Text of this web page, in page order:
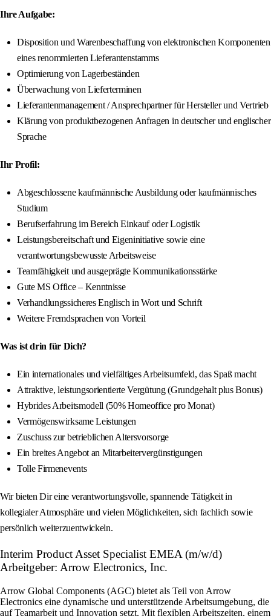
Ihre Aufgabe:
Disposition und Warenbeschaffung von elektronischen Komponenten
eines renommierten Lieferantenstamms
Optimierung von Lagerbeständen
Überwachung von Lieferterminen
Lieferantenmanagement / Ansprechpartner für Hersteller und Vertrieb
Klärung von produktbezogenen Anfragen in deutscher und englischer
Sprache
Ihr Profil:
Abgeschlossene kaufmännische Ausbildung oder kaufmännisches
Studium
Berufserfahrung im Bereich Einkauf oder Logistik
Leistungsbereitschaft und Eigeninitiative sowie eine
verantwortungsbewusste Arbeitsweise
Teamfähigkeit und ausgeprägte Kommunikationsstärke
Gute MS Office – Kenntnisse
Verhandlungssicheres Englisch in Wort und Schrift
Weitere Fremdsprachen von Vorteil
Was ist drin für Dich?
Ein internationales und vielfältiges Arbeitsumfeld, das Spaß macht
Attraktive, leistungsorientierte Vergütung (Grundgehalt plus Bonus)
Hybrides Arbeitsmodell (50% Homeoffice pro Monat)
Vermögenswirksame Leistungen
Zuschuss zur betrieblichen Altersvorsorge
Ein breites Angebot an Mitarbeitervergünstigungen
Tolle Firmenevents
Wir bieten Dir eine verantwortungsvolle, spannende Tätigkeit in
kollegialer Atmosphäre und vielen Möglichkeiten, sich fachlich sowie
persönlich weiterzuentwickeln.
Interim Product Asset Specialist EMEA (m/w/d)
Arbeitgeber: Arrow Electronics, Inc.
Arrow Global Components (AGC) bietet als Teil von Arrow
Electronics eine dynamische und unterstützende Arbeitsumgebung, die
auf Teamarbeit und Innovation setzt. Mit flexiblen Arbeitszeiten, einem